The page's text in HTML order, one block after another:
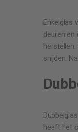
Enkelglas
deuren en
snijden.
heeft het